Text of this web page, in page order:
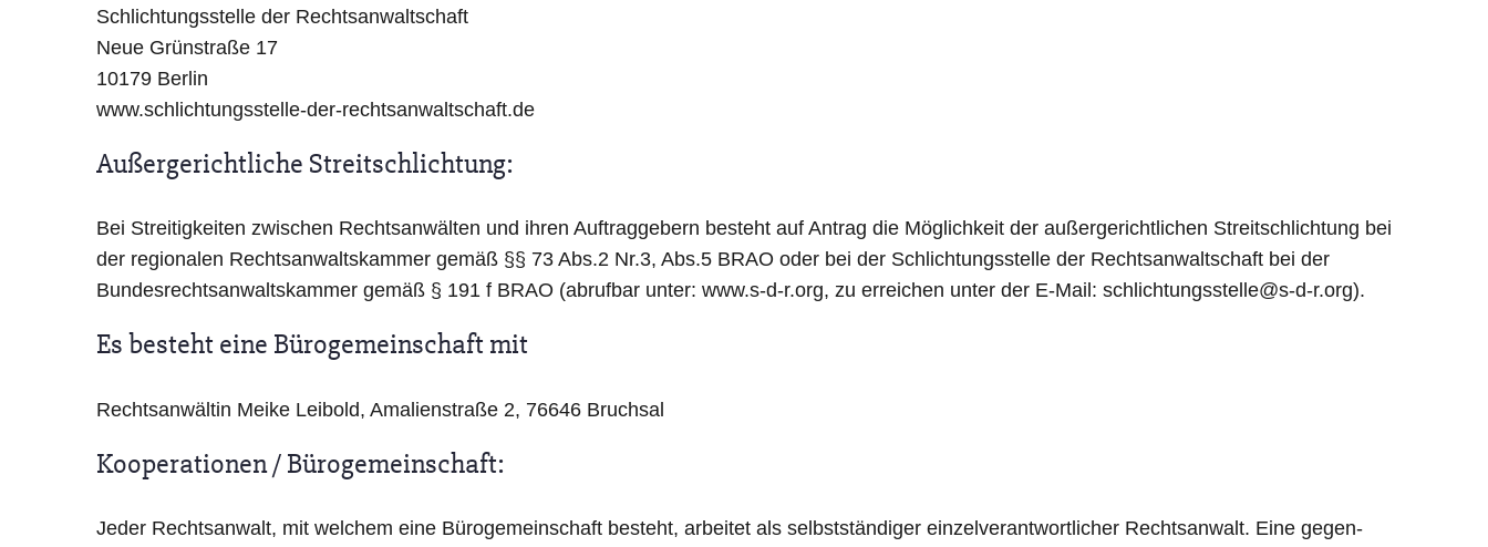
Schlichtungsstelle der Rechtsanwaltschaft
Neue Grünstraße 17
10179 Berlin
www.schlichtungsstelle-der-rechtsanwaltschaft.de
Außergerichtliche Streitschlichtung:
Bei Streitigkeiten zwischen Rechtsanwälten und ihren Auftraggebern besteht auf Antrag die Möglichkeit der außergerichtlichen Streitschlichtung bei
der regionalen Rechtsanwaltskammer gemäß §§ 73 Abs.2 Nr.3, Abs.5 BRAO oder bei der Schlichtungsstelle der Rechtsanwaltschaft bei der
Bundesrechtsanwaltskammer gemäß § 191 f BRAO (abrufbar unter: www.s-d-r.org, zu erreichen unter der E-Mail: schlichtungsstelle@s-d-r.org).
Es besteht eine Bürogemeinschaft mit
Rechtsanwältin Meike Leibold, Amalienstraße 2, 76646 Bruchsal
Kooperationen / Bürogemeinschaft:
Jeder Rechtsanwalt, mit welchem eine Bürogemeinschaft besteht, arbeitet als selbstständiger einzelverantwortlicher Rechtsanwalt. Eine gegen-